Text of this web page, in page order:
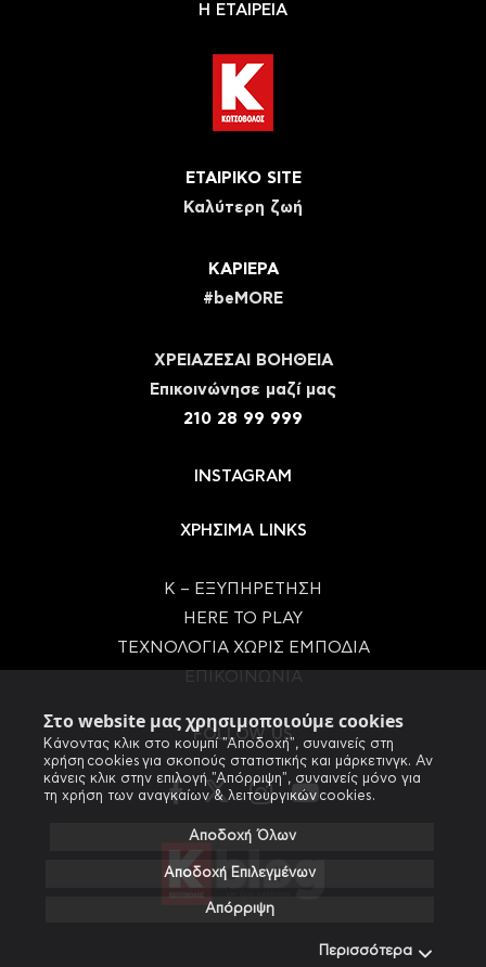
Στο website μας χρησιμοποιούμε cookies
Κάνοντας κλικ στο κουμπί "Αποδοχή", συναινείς στη
χρήση cookies για σκοπούς στατιστικής και μάρκετινγκ. Αν
κάνεις κλικ στην επιλογή "Απόρριψη", συναινείς μόνο για
τη χρήση των αναγκαίων & λειτουργικών cookies.
Αποδοχή Όλων
Αποδοχή Επιλεγμένων
Απόρριψη
Περισσότερα
Η ΕΤΑΙΡΕΙΑ
ΕΤΑΙΡΙΚΟ SITE
Καλύτερη ζωή
ΚΑΡΙΕΡΑ
#beMORE
ΧΡΕΙΑΖΕΣΑΙ ΒΟΗΘΕΙΑ
Eπικοινώνησε μαζί μας
210 28 99 999
INSTAGRAM
ΧΡΗΣΙΜΑ LINKS
Κ – ΕΞΥΠΗΡΕΤΗΣΗ
HERE TO PLAY
ΤΕΧΝΟΛΟΓΙΑ ΧΩΡΙΣ ΕΜΠΟΔΙΑ
FOLLOW US